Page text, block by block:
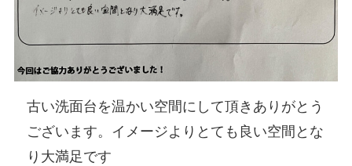
古い洗面台を温かい空間にして頂きありがとう
ございます。イメージよりとても良い空間とな
り大満足です